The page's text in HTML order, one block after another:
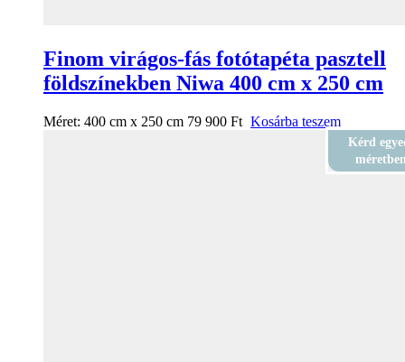
Finom virágos-fás fotótapéta pasztell
földszínekben Niwa 400 cm x 250 cm
Méret: 400 cm x 250 cm 79 900 Ft Kosárba teszem
Kérd